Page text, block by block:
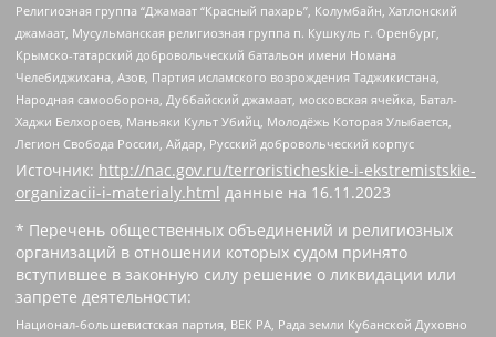
Религиозная группа “Джамаат “Красный пахарь”, Колумбайн, Хатлонский
джамаат, Мусульманская религиозная группа п. Кушкуль г. Оренбург,
Крымско-татарский добровольческий батальон имени Номана
Челебиджихана, Азов, Партия исламского возрождения Таджикистана,
Народная самооборона, Дуббайский джамаат, московская ячейка, Батал-
Хаджи Белхороев, Маньяки Культ Убийц, Молодёжь Которая Улыбается,
Легион Свобода России, Айдар, Русский добровольческий корпус
Источник: http://nac.gov.ru/terroristicheskie-i-ekstremistskie-
organizacii-i-materialy.html данные на 16.11.2023
* Перечень общественных объединений и религиозных
организаций в отношении которых судом принято
вступившее в законную силу решение о ликвидации или
запрете деятельности:
Национал-большевистская партия, ВЕК РА, Рада земли Кубанской Духовно